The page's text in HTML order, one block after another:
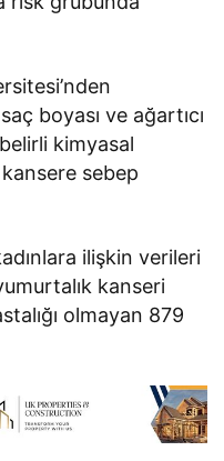
boyası ve ağartıcı
kimyasal
sebep
ilişkin verileri
kanseri
olmayan 879